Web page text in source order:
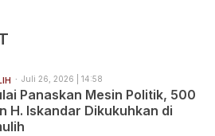
Juli 26, 2026 | 14:58
Panaskan Mesin Politik, 500
H. Iskandar Dikukuhkan di